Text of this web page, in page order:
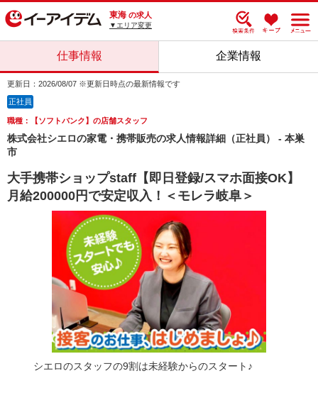
東海 の求人
▼エリア変更
仕事情報 企業情報
更新日：2026/08/07 ※更新日時点の最新情報です
正社員
職種：【ソフトバンク】の店舗スタッフ
株式会社シエロの家電・携帯販売の求人情報詳細（正社員） - 本巣
市
大手携帯ショップstaff【即日登録/スマホ面接OK】
月給200000円で安定収入！＜モレラ岐阜＞
シエロのスタッフの9割は未経験からのスタート♪